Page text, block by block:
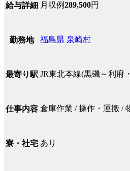
給与詳細 月収例289,500円
勤務地 福島県 泉崎村
最寄り駅 JR東北本線(黒磯～利府
仕事内容 倉庫作業 / 操作・運搬 /
寮・社宅 あり